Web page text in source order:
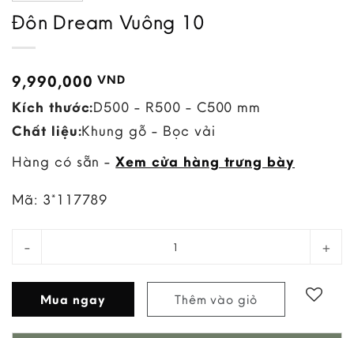
Đôn Dream Vuông 10
9,990,000VND
Kích thước:D500 - R500 - C500 mm
Chất liệu:Khung gỗ - Bọc vải
Hàng có sẵn -Xem cửa hàng trưng bày
Mã: 3*117789
Mua ngay Thêm vào giỏ